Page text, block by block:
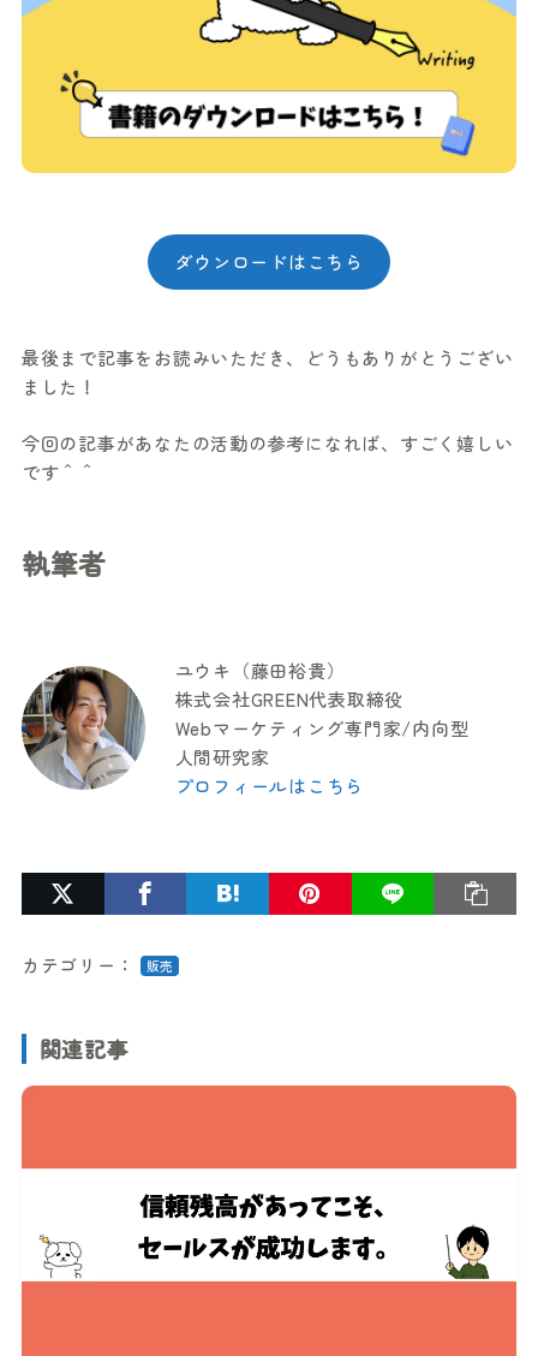
ダウンロードはこちら
最後まで記事をお読みいただき、どうもありがとうござい
ました！
今回の記事があなたの活動の参考になれば、すごく嬉しい
です＾＾
執筆者
ユウキ（藤田裕貴）
株式会社GREEN代表取締役
Webマーケティング専門家/内向型
人間研究家
プロフィールはこちら
カテゴリー： 販売
関連記事